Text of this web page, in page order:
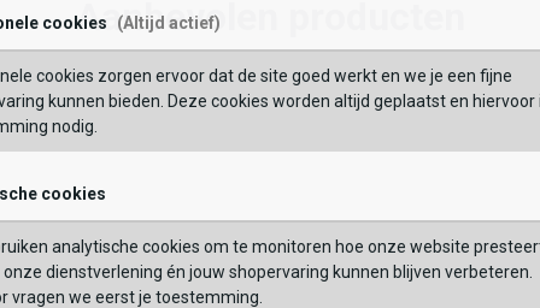
AAN WINKELTAS
op postcode of gebruik jouw locatie om de voorraad in een van onze
te bekijken.
Aanbevolen producten
Wishlist
Wishlist
BEKIJK
Vaak samen gekocht met
cookies (Altijd actief)
cookies zorgen ervoor dat de site goed werkt en we je een fijne
kunnen bieden. Deze cookies worden altijd geplaatst en hiervoor
nodig.
cookies
analytische cookies om te monitoren hoe onze website
dienstverlening én jouw shopervaring kunnen blijven verbeteren.
vragen we eerst je toestemming.